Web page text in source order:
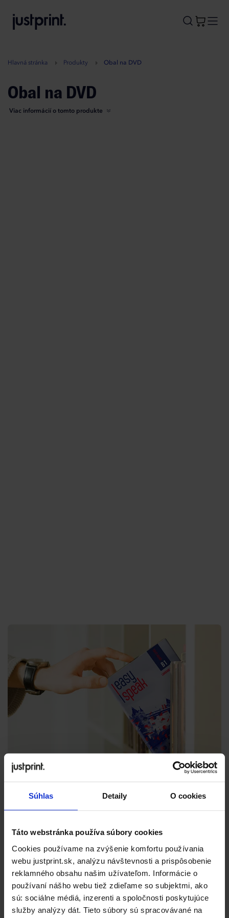
Súhlas Detaily O cookies
Táto webstránka používa súbory cookies
Cookies používame na zvýšenie komfortu používania
webu justprint.sk, analýzu návštevnosti a prispôsobenie
reklamného obsahu našim užívateľom. Informácie o
používaní nášho webu tiež zdieľame so subjektmi, ako
sú: sociálne médiá, inzerenti a spoločnosti poskytujúce
služby analýzy dát. Tieto súbory sú spracovávané na
A
Hlavná stránka Produkty Obal na DVD
Obal na DVD
Viac informácií o tomto produkte